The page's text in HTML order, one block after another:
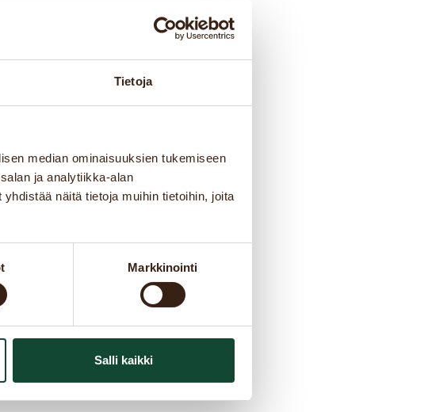
Tietoja
median ominaisuuksien tukemiseen
ja analytiikka-alan
näitä tietoja muihin tietoihin, joita
Markkinointi
Salli kaikki